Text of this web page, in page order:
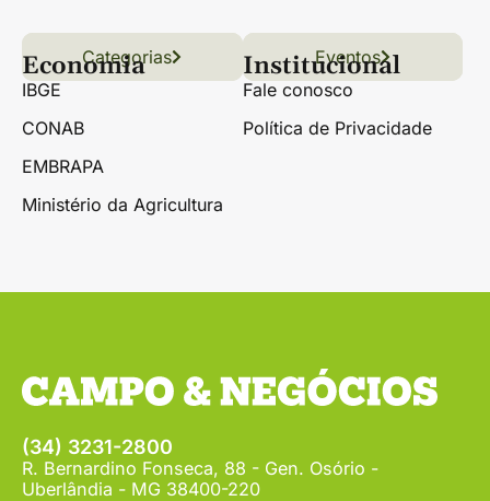
Links úteis
Conteúdo Grãos
Florestas Hortifrúti
Categorias Eventos
Economia
IBGE
CONAB
EMBRAPA
Ministério da Agricultura
Institucional
Fale conosco
Política de Privacidade
(34) 3231-2800
R. Bernardino Fonseca, 88 - Gen. Osório -
Uberlândia - MG 38400-220